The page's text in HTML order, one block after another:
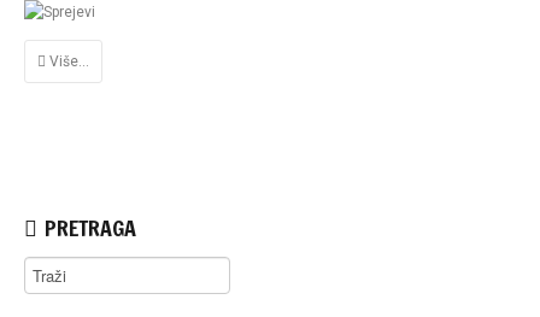
Više...
PRETRAGA